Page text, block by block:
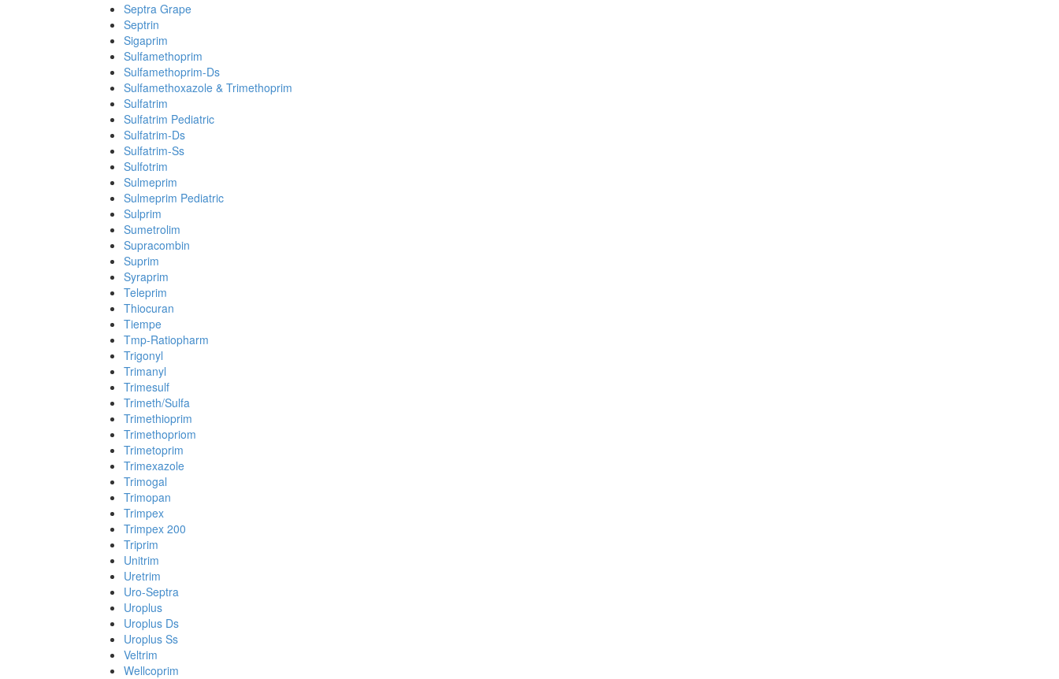
Septra Grape
Septrin
Sigaprim
Sulfamethoprim
Sulfamethoprim-Ds
Sulfamethoxazole & Trimethoprim
Sulfatrim
Sulfatrim Pediatric
Sulfatrim-Ds
Sulfatrim-Ss
Sulfotrim
Sulmeprim
Sulmeprim Pediatric
Sulprim
Sumetrolim
Supracombin
Suprim
Syraprim
Teleprim
Thiocuran
Tiempe
Tmp-Ratiopharm
Trigonyl
Trimanyl
Trimesulf
Trimeth/Sulfa
Trimethioprim
Trimethopriom
Trimetoprim
Trimexazole
Trimogal
Trimopan
Trimpex
Trimpex 200
Triprim
Unitrim
Uretrim
Uro-Septra
Uroplus
Uroplus Ds
Uroplus Ss
Veltrim
Wellcoprim